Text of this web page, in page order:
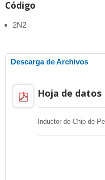
Código
2N2
Descarga de Archivos
Hoja de datos
Inductor de Chip de